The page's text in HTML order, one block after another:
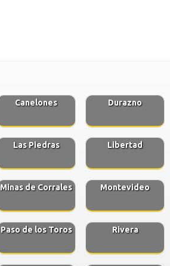
Canelones Durazno
Las Piedras Libertad
Minas de Corrales Montevideo
Paso de los Toros Rivera